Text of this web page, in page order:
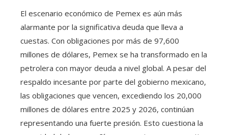
El escenario económico de Pemex es aún más
alarmante por la significativa deuda que lleva a
cuestas. Con obligaciones por más de 97,600
millones de dólares, Pemex se ha transformado en la
petrolera con mayor deuda a nivel global. A pesar del
respaldo incesante por parte del gobierno mexicano,
las obligaciones que vencen, excediendo los 20,000
millones de dólares entre 2025 y 2026, continúan
representando una fuerte presión. Esto cuestiona la